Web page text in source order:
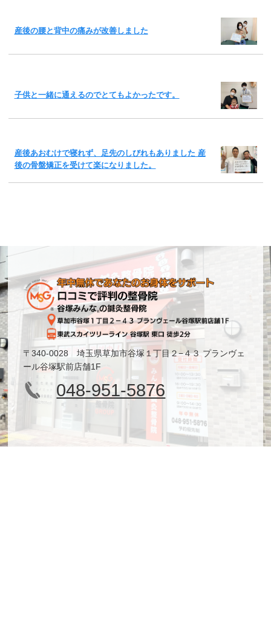
産後の腰と背中の痛みが改善しました
子供と一緒に通えるのでとてもよかったです。
産後あおむけで寝れず、足先のしびれもありました 産
後の骨盤矯正を受けて楽になりました。
〒340-0028 埼玉県草加市谷塚１丁目２−４３ プランヴェ
ール谷塚駅前店舗1F
048-951-5876